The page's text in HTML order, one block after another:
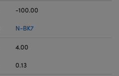
-100.00
N-BK7
4.00
0.13